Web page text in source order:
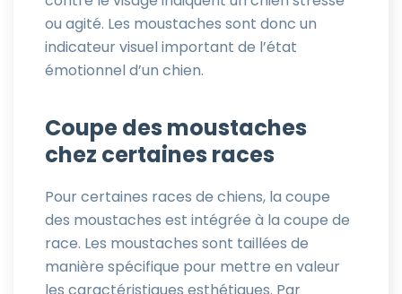
ou agité. Les moustaches sont donc un
indicateur visuel important de l’état
émotionnel d’un chien.
Coupe des moustaches
chez certaines races
Pour certaines races de chiens, la coupe
des moustaches est intégrée à la coupe de
race. Les moustaches sont taillées de
manière spécifique pour mettre en valeur